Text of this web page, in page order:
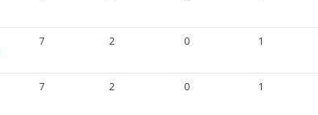
7 2 0 1
7 2 0 1